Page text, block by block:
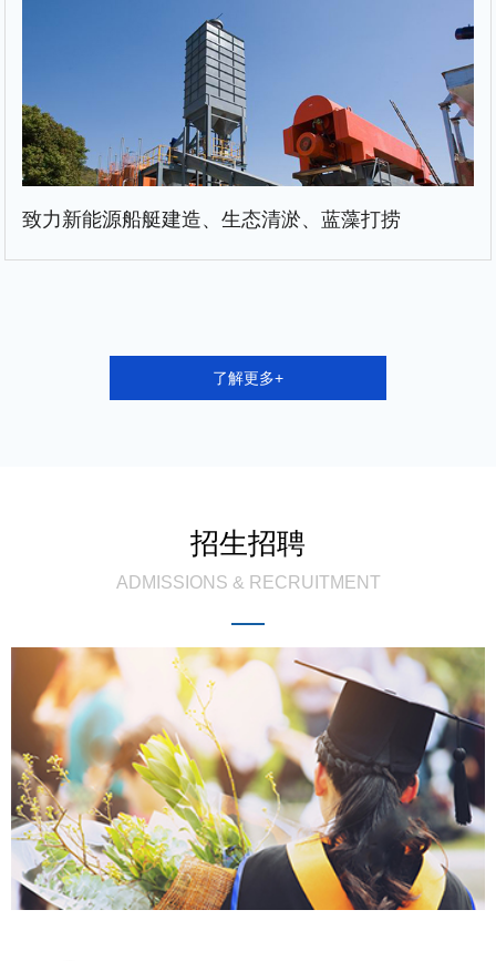
致力新能源船艇建造、生态清淤、蓝藻打捞
了解更多+
招生招聘
ADMISSIONS & RECRUITMENT